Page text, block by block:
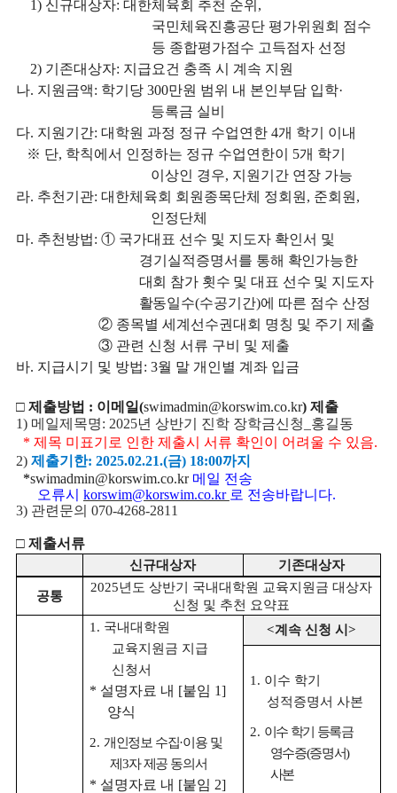
1) 신규대상자: 대한체육회 추천 순위 ,
국민체육진흥공단 평가위원회 점수
등 종합평가점수 고득점자 선정
2) 기존대상자: 지급요건 충족 시 계속 지원
나. 지원금액: 학기당 300만원 범위 내 본인부담 입학·
등록금 실비
다. 지원기간: 대학원 과정 정규 수업연한 4개 학기 이내
※ 단, 학칙에서 인정하는 정규 수업연한이 5개 학기
이상인 경우, 지원기간 연장 가능
라. 추천기관: 대한체육회 회원종목단체 정회원 , 준회원 ,
인정단체
마. 추천방법: ① 국가대표 선수 및 지도자 확인서 및
경기실적증명서를 통해 확인가능한
대회 참가 횟수 및 대표 선수 및 지도자
활동일수(수공기간)에 따른 점수 산정
② 종목별 세계선수권대회 명칭 및 주기 제출
③ 관련 신청 서류 구비 및 제출
바. 지급시기 및 방법: 3월 말 개인별 계좌 입금
□ 제출방법 : 이메일(swimadmin@korswim.co.kr) 제출
1) 메일제목명: 2025년 상반기 진학 장학금신청
홍길동
* 제목 미표기로 인한 제출시 서류 확인이 어려울 수 있음.
2) 제출기한: 2025.02.21.(금) 18:00까지
*swimadmin@korswim.co.kr메일 전송
오류시 korswim@korswim.co.kr 로 전송바랍니다.
3) 관련문의 070-4268-2811
□ 제출서류
신규대상자 기존대상자
공통
2025년도 상반기 국내대학원 교육지원금 대상자
신청 및 추천 요약표
1. 국내대학원
교육지원금 지급
신청서
* 설명자료 내 [붙임 1]
양식
2. 개인정보 수집·이용 및
제3자 제공 동의서
* 설명자료 내 [붙임 2]
<계속 신청 시>
1. 이수 학기
성적증명서 사본
2. 이수 학기 등록금
영수증(증명서)
사본